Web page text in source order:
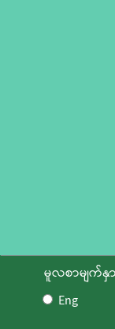
မူလစာမျက်နှာ
Eng